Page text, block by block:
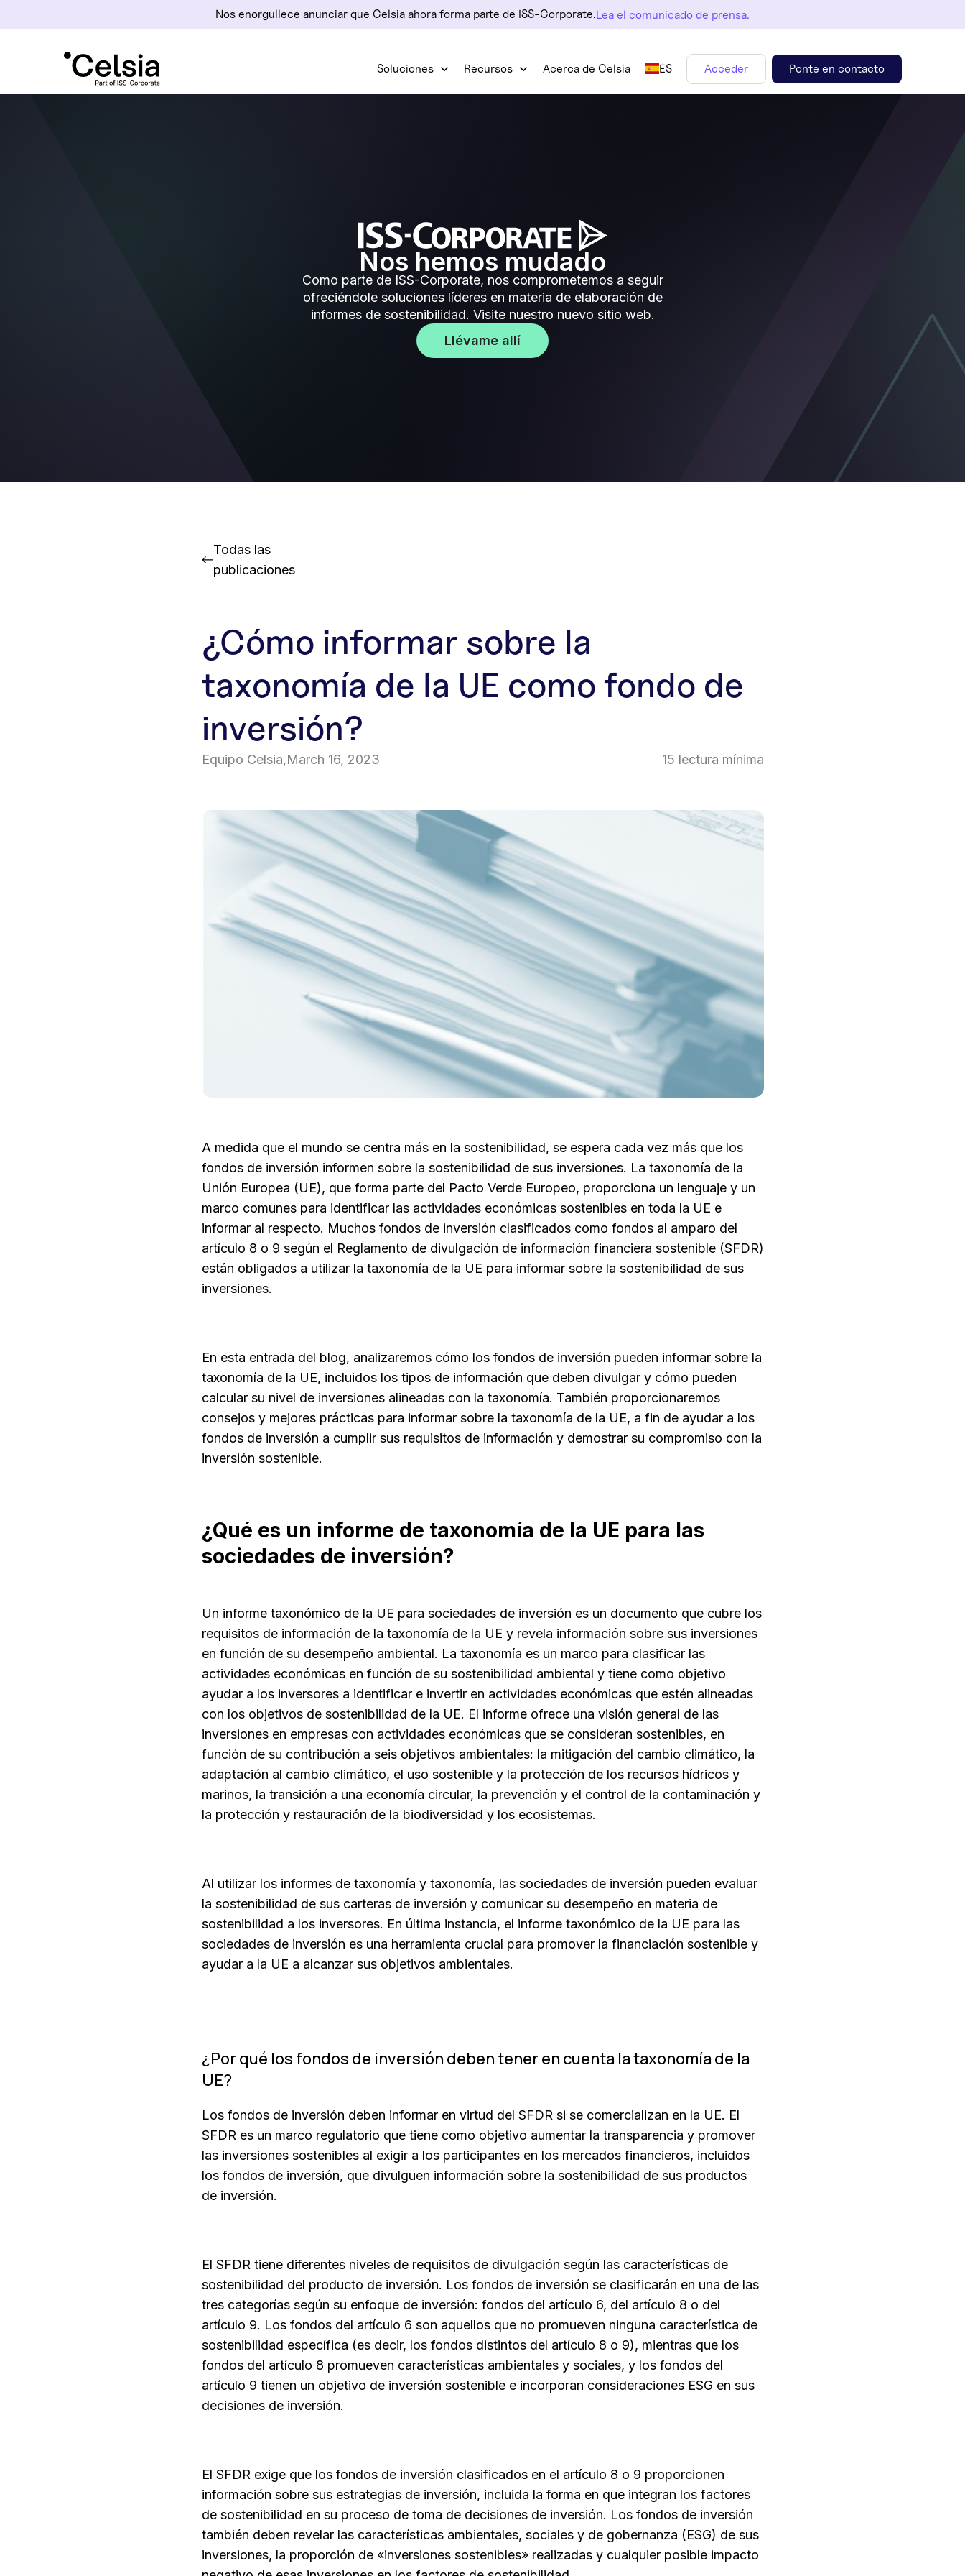
Nos enorgullece anunciar que Celsia ahora forma parte de ISS-Corporate.Lea el comunicado de prensa.
Soluciones Recursos Acerca de Celsia ES Acceder Ponte en contacto
Nos hemos mudado
Como parte de ISS-Corporate, nos comprometemos a seguir
ofreciéndole soluciones líderes en materia de elaboración de
informes de sostenibilidad. Visite nuestro nuevo sitio web.
Llévame allí
Todas las
publicaciones
¿Cómo informar sobre la
taxonomía de la UE como fondo de
inversión?
Equipo Celsia,March 16, 2023 15 lectura mínima
A medida que el mundo se centra más en la sostenibilidad, se espera cada vez más que los
fondos de inversión informen sobre la sostenibilidad de sus inversiones. La taxonomía de la
Unión Europea (UE), que forma parte del Pacto Verde Europeo, proporciona un lenguaje y un
marco comunes para identificar las actividades económicas sostenibles en toda la UE e
informar al respecto. Muchos fondos de inversión clasificados como fondos al amparo del
artículo 8 o 9 según el Reglamento de divulgación de información financiera sostenible (SFDR)
están obligados a utilizar la taxonomía de la UE para informar sobre la sostenibilidad de sus
inversiones.
En esta entrada del blog, analizaremos cómo los fondos de inversión pueden informar sobre la
taxonomía de la UE, incluidos los tipos de información que deben divulgar y cómo pueden
calcular su nivel de inversiones alineadas con la taxonomía. También proporcionaremos
consejos y mejores prácticas para informar sobre la taxonomía de la UE, a fin de ayudar a los
fondos de inversión a cumplir sus requisitos de información y demostrar su compromiso con la
inversión sostenible.
¿Qué es un informe de taxonomía de la UE para las
sociedades de inversión?
Un informe taxonómico de la UE para sociedades de inversión es un documento que cubre los
requisitos de información de la taxonomía de la UE y revela información sobre sus inversiones
en función de su desempeño ambiental. La taxonomía es un marco para clasificar las
actividades económicas en función de su sostenibilidad ambiental y tiene como objetivo
ayudar a los inversores a identificar e invertir en actividades económicas que estén alineadas
con los objetivos de sostenibilidad de la UE. El informe ofrece una visión general de las
inversiones en empresas con actividades económicas que se consideran sostenibles, en
función de su contribución a seis objetivos ambientales: la mitigación del cambio climático, la
adaptación al cambio climático, el uso sostenible y la protección de los recursos hídricos y
marinos, la transición a una economía circular, la prevención y el control de la contaminación y
la protección y restauración de la biodiversidad y los ecosistemas.
Al utilizar los informes de taxonomía y taxonomía, las sociedades de inversión pueden evaluar
la sostenibilidad de sus carteras de inversión y comunicar su desempeño en materia de
sostenibilidad a los inversores. En última instancia, el informe taxonómico de la UE para las
sociedades de inversión es una herramienta crucial para promover la financiación sostenible y
ayudar a la UE a alcanzar sus objetivos ambientales.
¿Por qué los fondos de inversión deben tener en cuenta la taxonomía de la
UE?
Los fondos de inversión deben informar en virtud del SFDR si se comercializan en la UE. El
SFDR es un marco regulatorio que tiene como objetivo aumentar la transparencia y promover
las inversiones sostenibles al exigir a los participantes en los mercados financieros, incluidos
los fondos de inversión, que divulguen información sobre la sostenibilidad de sus productos
de inversión.
El SFDR tiene diferentes niveles de requisitos de divulgación según las características de
sostenibilidad del producto de inversión. Los fondos de inversión se clasificarán en una de las
tres categorías según su enfoque de inversión: fondos del artículo 6, del artículo 8 o del
artículo 9. Los fondos del artículo 6 son aquellos que no promueven ninguna característica de
sostenibilidad específica (es decir, los fondos distintos del artículo 8 o 9), mientras que los
fondos del artículo 8 promueven características ambientales y sociales, y los fondos del
artículo 9 tienen un objetivo de inversión sostenible e incorporan consideraciones ESG en sus
decisiones de inversión.
El SFDR exige que los fondos de inversión clasificados en el artículo 8 o 9 proporcionen
información sobre sus estrategias de inversión, incluida la forma en que integran los factores
de sostenibilidad en su proceso de toma de decisiones de inversión. Los fondos de inversión
también deben revelar las características ambientales, sociales y de gobernanza (ESG) de sus
inversiones, la proporción de «inversiones sostenibles» realizadas y cualquier posible impacto